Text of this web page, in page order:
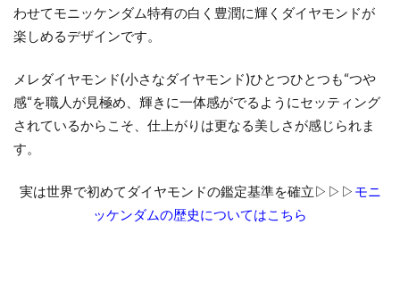
わせてモニッケンダム特有の白く豊潤に輝くダイヤモンドが
楽しめるデザインです。
メレダイヤモンド(小さなダイヤモンド)ひとつひとつも“つや
感“を職人が見極め、輝きに一体感がでるようにセッティング
されているからこそ、仕上がりは更なる美しさが感じられま
す。
実は世界で初めてダイヤモンドの鑑定基準を確立▷▷▷ モニ
ッケンダムの歴史についてはこちら